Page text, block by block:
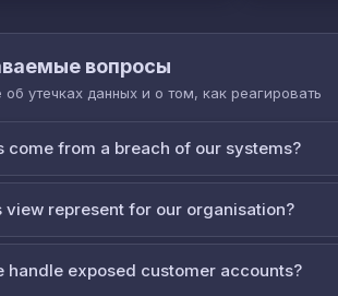
вопросы
утечках данных и о том, как реагировать
come from a breach of our systems?
view represent for our organisation?
handle exposed customer accounts?